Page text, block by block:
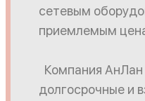
сетевым
приемлемым
Компания
долгосрочные и